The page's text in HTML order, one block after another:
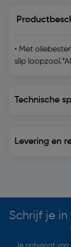
• Met
slip
Technische
Levering en
Schrijf je
Je ontvangt van